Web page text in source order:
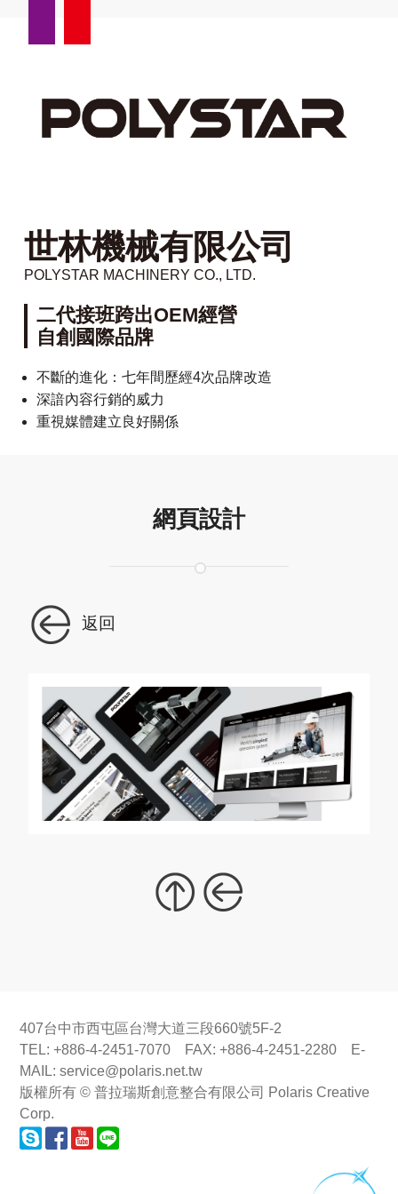
世林機械有限公司
POLYSTAR MACHINERY CO., LTD.
二代接班跨出OEM經營
自創國際品牌
不斷的進化：七年間歷經4次品牌改造
深諳內容行銷的威力
重視媒體建立良好關係
網頁設計
返回
407台中市西屯區台灣大道三段660號5F-2
TEL: +886-4-2451-7070 FAX: +886-4-2451-2280 E-
MAIL:service@polaris.net.tw
版權所有 © 普拉瑞斯創意整合有限公司 Polaris Creative
Corp.